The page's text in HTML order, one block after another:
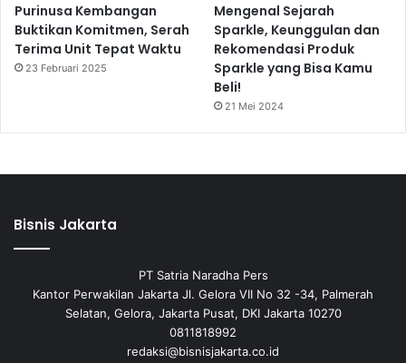
Purinusa Kembangan
Buktikan Komitmen, Serah
Terima Unit Tepat Waktu
23 Februari 2025
Mengenal Sejarah
Sparkle, Keunggulan dan
Rekomendasi Produk
Sparkle yang Bisa Kamu
Beli!
21 Mei 2024
Bisnis Jakarta
PT Satria Naradha Pers
Kantor Perwakilan Jakarta Jl. Gelora VII No 32 -34, Palmerah
Selatan, Gelora, Jakarta Pusat, DKI Jakarta 10270
0811818992
redaksi@bisnisjakarta.co.id